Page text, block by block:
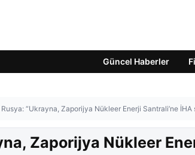
Güncel Haberler
Rusya: “Ukrayna, Zaporijya Nükleer Enerji Santrali’ne İHA
Zaporijya Nükleer